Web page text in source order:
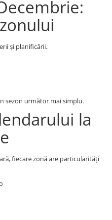
și planificării.
sezon următor mai simplu.
la
fiecare zonă are particularități